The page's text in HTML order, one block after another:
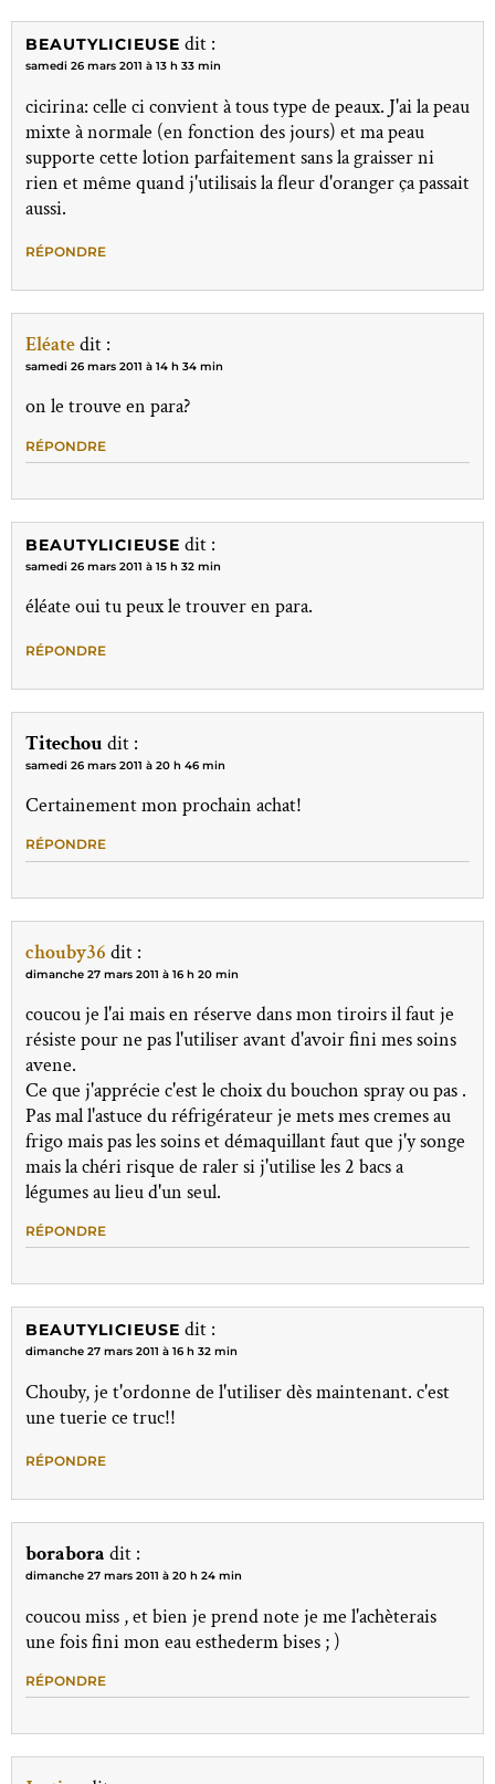
BEAUTYLICIEUSE dit :
samedi 26 mars 2011 à 13 h 33 min
cicirina: celle ci convient à tous type de peaux. J'ai la peau
mixte à normale (en fonction des jours) et ma peau
supporte cette lotion parfaitement sans la graisser ni
rien et même quand j'utilisais la fleur d'oranger ça passait
aussi.
RÉPONDRE
Eléatedit :
samedi 26 mars 2011 à 14 h 34 min
on le trouve en para?
RÉPONDRE
BEAUTYLICIEUSE dit :
samedi 26 mars 2011 à 15 h 32 min
éléate oui tu peux le trouver en para.
RÉPONDRE
Titechou dit :
samedi 26 mars 2011 à 20 h 46 min
Certainement mon prochain achat!
RÉPONDRE
chouby36 dit :
dimanche 27 mars 2011 à 16 h 20 min
coucou je l'ai mais en réserve dans mon tiroirs il faut je
résiste pour ne pas l'utiliser avant d'avoir fini mes soins
avene.
Ce que j'apprécie c'est le choix du bouchon spray ou pas .
Pas mal l'astuce du réfrigérateur je mets mes cremes au
frigo mais pas les soins et démaquillant faut que j'y songe
mais la chéri risque de raler si j'utilise les 2 bacs a
légumes au lieu d'un seul.
RÉPONDRE
BEAUTYLICIEUSE dit :
dimanche 27 mars 2011 à 16 h 32 min
Chouby, je t'ordonne de l'utiliser dès maintenant. c'est
une tuerie ce truc!!
RÉPONDRE
borabora dit :
dimanche 27 mars 2011 à 20 h 24 min
coucou miss , et bien je prend note je me l'achèterais
une fois fini mon eau esthederm bises ; )
RÉPONDRE